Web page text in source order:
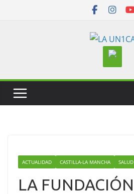
ACTUALIDAD CASTILLA-LA MANCHA SALUD
LA FUNDACIÓN